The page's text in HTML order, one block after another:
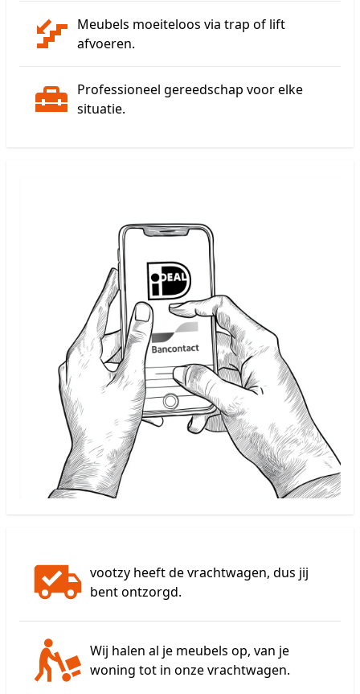
Meubels moeiteloos via trap of lift
afvoeren.
Professioneel gereedschap voor elke
situatie.
vootzy heeft de vrachtwagen, dus jij
bent ontzorgd.
Wij halen al je meubels op, van je
woning tot in onze vrachtwagen.